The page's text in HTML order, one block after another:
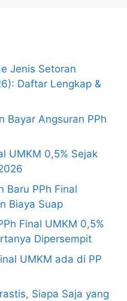
Jenis Setoran
Daftar Lengkap &
Bayar Angsuran PPh
UMKM 0,5% Sejak
Baru PPh Final
Biaya Suap
Final UMKM 0,5%
Dipersempit
UMKM ada di PP
Siapa Saja yang